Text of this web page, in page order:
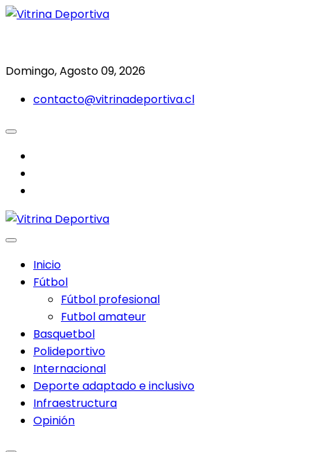
Saltar
Domingo, Agosto 09, 2026
contacto@vitrinadeportiva.cl
Inicio
Fútbol
Fútbol profesional
Futbol amateur
Basquetbol
Polideportivo
Internacional
Deporte adaptado e inclusivo
Infraestructura
Opinión